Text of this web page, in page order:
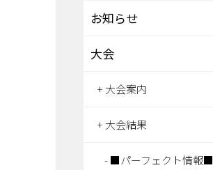
お知らせ
大会
大会案内
大会結果
■パーフェクト情報■